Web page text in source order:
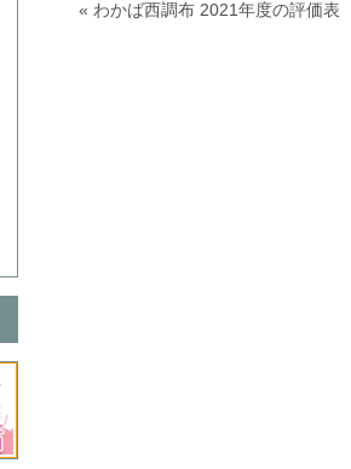
« わかば西調布 2021年度の評価表